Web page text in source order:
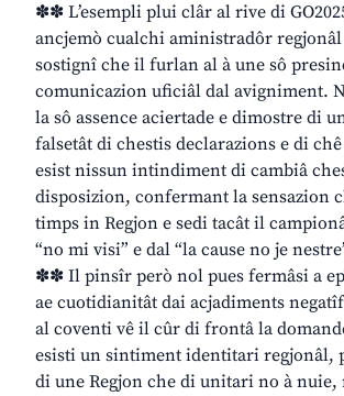
✽✽ L’esempli plui clâr al rive di
ancjemò cualchi aministradôr regjonâl
sostignî che il furlan al à une sô
comunicazion uficiâl dal avigniment.
la sô assence aciertade e dimostre di
falsetât di chestis declarazions e di
esist nissun intindiment di cambiâ
disposizion, confermant la sensazion
timps in Regjon e sedi tacât il
“no mi visi” e dal “la cause no je
✽✽ Il pinsîr però nol pues fermâsi a
ae cuotidianitât dai acjadiments
al coventi vê il cûr di frontâ la
esisti un sintiment identitari regjonâl,
di une Regjon che di unitari no à nuie,